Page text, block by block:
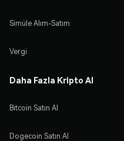
Simüle Alım-Satım
Vergi
Daha Fazla Kripto Al
Bitcoin Satın Al
Dogecoin Satın Al